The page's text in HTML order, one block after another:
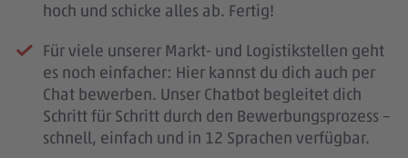
hoch und schicke alles ab. Fertig!
Für viele unserer Markt- und Logistikstellen geht
es noch einfacher: Hier kannst du dich auch per
Chat bewerben. Unser Chatbot begleitet dich
Schritt für Schritt durch den Bewerbungsprozess –
schnell, einfach und in 12 Sprachen verfügbar.